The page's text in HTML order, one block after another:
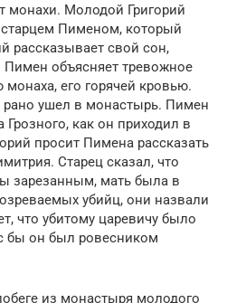
монахи. Молодой Григорий
Пименом, который
рассказывает свой сон,
объясняет тревожное
его горячей кровью.
рано ушел в монастырь. Пимен
как он приходил в
просит Пимена рассказать
Старец сказал, что
зарезанным, мать была в
убийц, они назвали
что убитому царевичу было
бы он был ровесником
из монастыря молодого